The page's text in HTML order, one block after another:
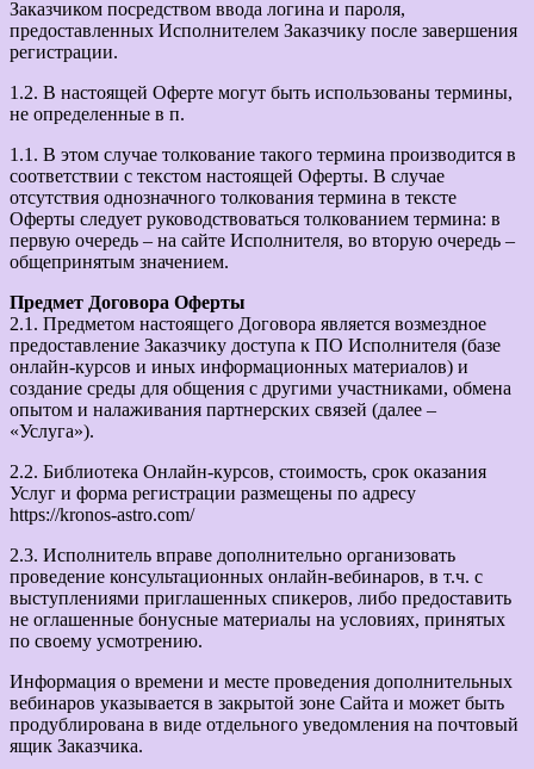
Заказчиком посредством ввода логина и пароля,
предоставленных Исполнителем Заказчику после завершения
регистрации.
1.2. В настоящей Оферте могут быть использованы термины,
не определенные в п.
1.1. В этом случае толкование такого термина производится в
соответствии с текстом настоящей Оферты. В случае
отсутствия однозначного толкования термина в тексте
Оферты следует руководствоваться толкованием термина: в
первую очередь – на сайте Исполнителя, во вторую очередь –
общепринятым значением.
Предмет Договора Оферты
2.1. Предметом настоящего Договора является возмездное
предоставление Заказчику доступа к ПО Исполнителя (базе
онлайн-курсов и иных информационных материалов) и
создание среды для общения с другими участниками, обмена
опытом и налаживания партнерских связей (далее –
«Услуга»).
2.2. Библиотека Онлайн-курсов, стоимость, срок оказания
Услуг и форма регистрации размещены по адресу
https://kronos-astro.com/
2.3. Исполнитель вправе дополнительно организовать
проведение консультационных онлайн-вебинаров, в т.ч. с
выступлениями приглашенных спикеров, либо предоставить
не оглашенные бонусные материалы на условиях, принятых
по своему усмотрению.
Информация о времени и месте проведения дополнительных
вебинаров указывается в закрытой зоне Сайта и может быть
продублирована в виде отдельного уведомления на почтовый
ящик Заказчика.